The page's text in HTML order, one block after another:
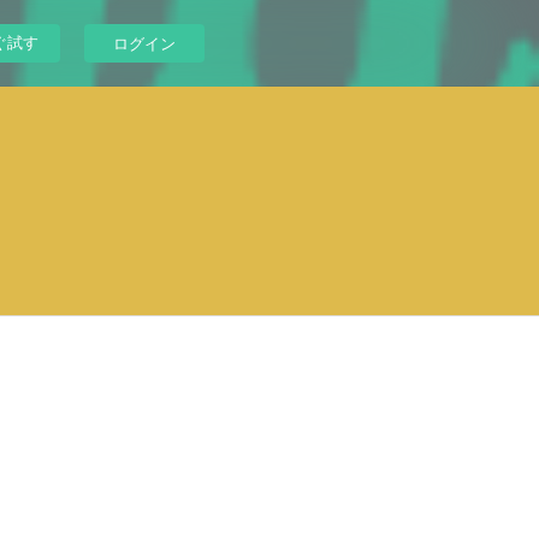
試す ログイン